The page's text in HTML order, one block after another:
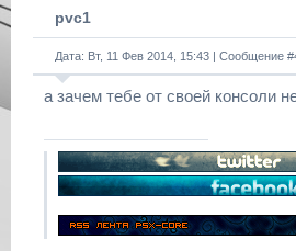
pvc1
Дата: Вт, 11 Фев 2014, 15:43 | Сообщение #
а зачем тебе от своей консоли